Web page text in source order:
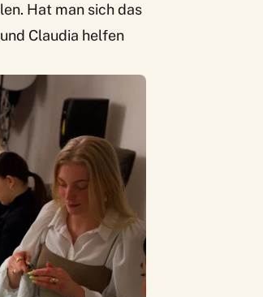
Hat man sich das
Claudia helfen